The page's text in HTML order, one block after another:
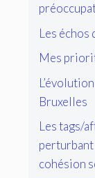
Les échos
Mes
Bruxelles
Les tags/
perturbant
cohésion